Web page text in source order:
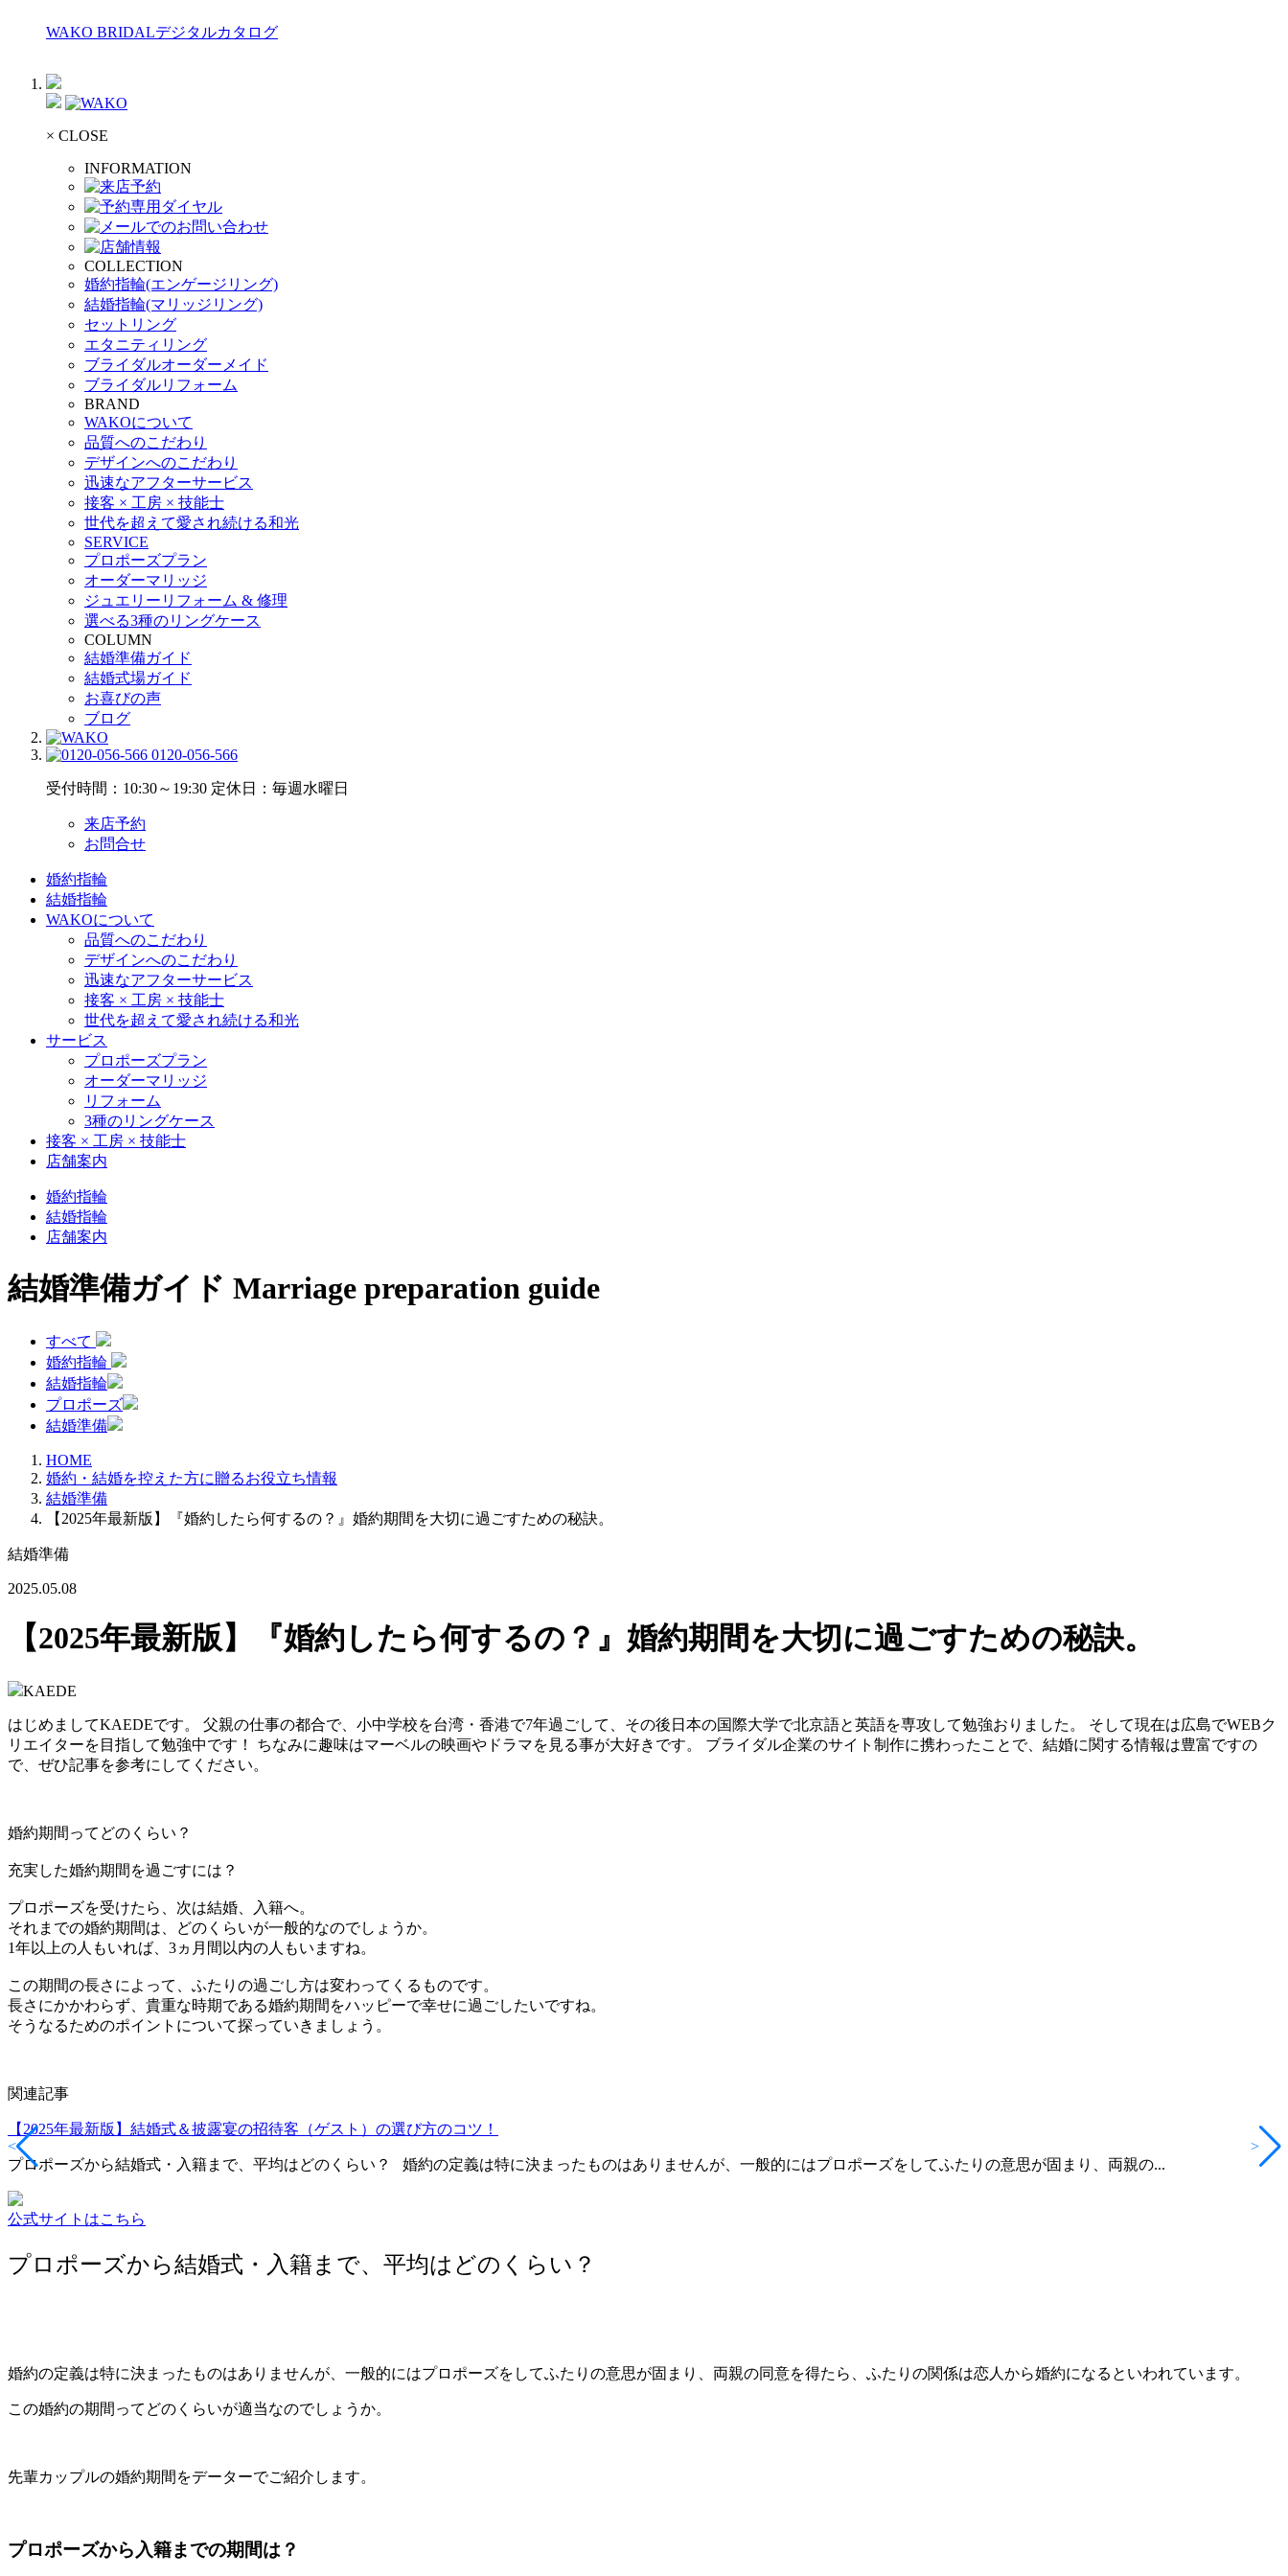
WAKO BRIDALデジタルカタログ
< >
× CLOSE
INFORMATION
COLLECTION
婚約指輪(エンゲージリング)
結婚指輪(マリッジリング)
セットリング
エタニティリング
ブライダルオーダーメイド
ブライダルリフォーム
BRAND
WAKOについて
品質へのこだわり
デザインへのこだわり
迅速なアフターサービス
接客 × 工房 × 技能士
世代を超えて愛され続ける和光
SERVICE
プロポーズプラン
オーダーマリッジ
ジュエリーリフォーム & 修理
選べる3種のリングケース
COLUMN
結婚準備ガイド
結婚式場ガイド
お喜びの声
ブログ
0120-056-566
受付時間：10:30～19:30 定休日：毎週水曜日
来店予約
お問合せ
婚約指輪
結婚指輪
WAKOについて
品質へのこだわり
デザインへのこだわり
迅速なアフターサービス
接客 × 工房 × 技能士
世代を超えて愛され続ける和光
サービス
プロポーズプラン
オーダーマリッジ
リフォーム
3種のリングケース
接客 × 工房 × 技能士
店舗案内
婚約指輪
結婚指輪
店舗案内
結婚準備ガイド Marriage preparation guide
すべて
婚約指輪
結婚指輪
プロポーズ
結婚準備
HOME
婚約・結婚を控えた方に贈るお役立ち情報
結婚準備
【2025年最新版】『婚約したら何するの？』婚約期間を大切に過ごすための秘訣。
結婚準備
2025.05.08
【2025年最新版】『婚約したら何するの？』婚約期間を大切に過ごすための秘訣。
KAEDE
はじめましてKAEDEです。 父親の仕事の都合で、小中学校を台湾・香港で7年過ごして、その後日本の国際大学で北京語と英語を専攻して勉強おりました。 そして現在は広島でWEBク
リエイターを目指して勉強中です！ ちなみに趣味はマーベルの映画やドラマを見る事が大好きです。 ブライダル企業のサイト制作に携わったことで、結婚に関する情報は豊富ですの
で、ぜひ記事を参考にしてください。
婚約期間ってどのくらい？
充実した婚約期間を過ごすには？
プロポーズを受けたら、次は結婚、入籍へ。
それまでの婚約期間は、どのくらいが一般的なのでしょうか。
1年以上の人もいれば、3ヵ月間以内の人もいますね。
この期間の長さによって、ふたりの過ごし方は変わってくるものです。
長さにかかわらず、貴重な時期である婚約期間をハッピーで幸せに過ごしたいですね。
そうなるためのポイントについて探っていきましょう。
関連記事
【2025年最新版】結婚式＆披露宴の招待客（ゲスト）の選び方のコツ！
プロポーズから結婚式・入籍まで、平均はどのくらい？ 婚約の定義は特に決まったものはありませんが、一般的にはプロポーズをしてふたりの意思が固まり、両親の...
公式サイトはこちら
プロポーズから結婚式・入籍まで、平均はどのくらい？
婚約の定義は特に決まったものはありませんが、一般的にはプロポーズをしてふたりの意思が固まり、両親の同意を得たら、ふたりの関係は恋人から婚約になるといわれています。
この婚約の期間ってどのくらいが適当なのでしょうか。
先輩カップルの婚約期間をデーターでご紹介します。
プロポーズから入籍までの期間は？